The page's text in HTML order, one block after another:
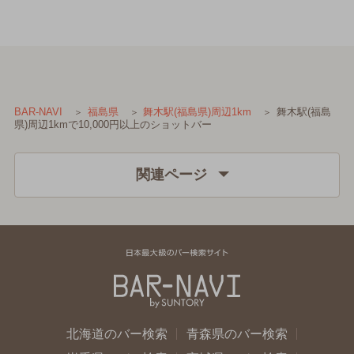
BAR-NAVI 福島県 舞木駅(福島県)周辺1km
舞木駅(福島
県)周辺1kmで10,000円以上のショットバー
関連ページ
北海道のバー検索
青森県のバー検索